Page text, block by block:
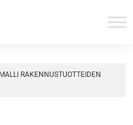
RAKENNUSTUOTTEIDEN